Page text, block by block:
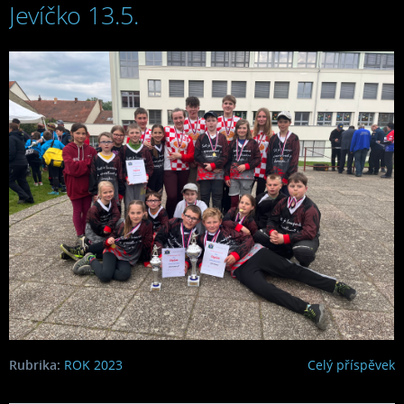
2023
Jevíčko 13.5.
Celý příspěvek
Rubrika: ROK 2023